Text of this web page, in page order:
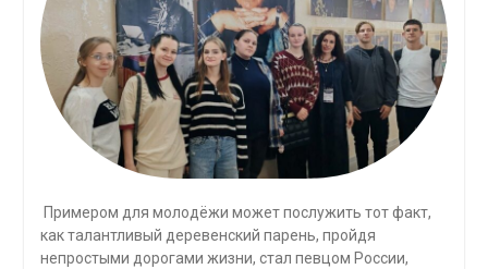
Примером для молодёжи может послужить тот факт,
как талантливый деревенский парень, пройдя
непростыми дорогами жизни, стал певцом России,